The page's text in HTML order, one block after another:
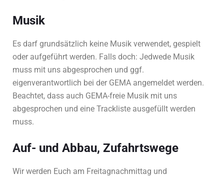
Musik
Es darf grundsätzlich keine Musik verwendet, gespielt
oder aufgeführt werden. Falls doch: Jedwede Musik
muss mit uns abgesprochen und ggf.
eigenverantwortlich bei der GEMA angemeldet werden.
Beachtet, dass auch GEMA-freie Musik mit uns
abgesprochen und eine Trackliste ausgefüllt werden
muss.
Auf- und Abbau, Zufahrtswege
Wir werden Euch am Freitagnachmittag und